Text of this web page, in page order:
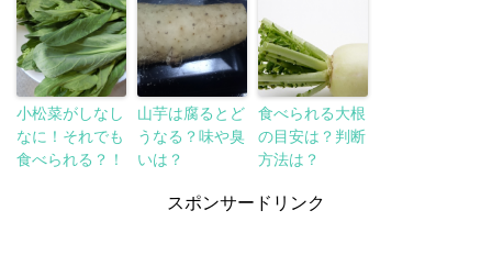
小松菜がしなし
なに！それでも
食べられる？！
山芋は腐るとど
うなる？味や臭
いは？
食べられる大根
の目安は？判断
方法は？
スポンサードリンク